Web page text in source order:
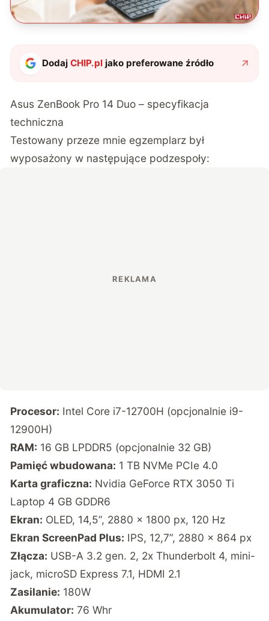
DodajCHIP.pl jako preferowane źródło
Asus ZenBook Pro 14 Duo – specyfikacja
techniczna
Testowany przeze mnie egzemplarz był
wyposażony w następujące podzespoły:
Procesor: Intel Core i7-12700H (opcjonalnie i9-
12900H)
RAM: 16 GB LPDDR5 (opcjonalnie 32 GB)
Pamięć wbudowana: 1 TB NVMe PCIe 4.0
Karta graficzna: Nvidia GeForce RTX 3050 Ti
Laptop 4 GB GDDR6
Ekran: OLED, 14,5”, 2880 x 1800 px, 120 Hz
Ekran ScreenPad Plus: IPS, 12,7”, 2880 x 864 px
Złącza: USB-A 3.2 gen. 2, 2x Thunderbolt 4, mini-
jack, microSD Express 7.1, HDMI 2.1
Zasilanie: 180W
Akumulator: 76 Whr